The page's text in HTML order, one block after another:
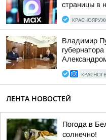
страницы в
Владимир
ЛЕНТА НОВОСТЕЙ
Погода в
солнечно!